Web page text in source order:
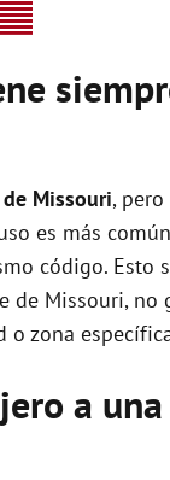
i
d
e
o
Missouri,
es más
código. Esto
Missouri, no
o zona
a